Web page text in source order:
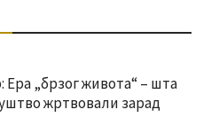
Ера „брзог живота“ – шта
жртвовали зарад